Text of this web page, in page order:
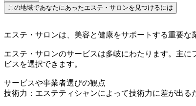
この地域であなたにあったエステ・サロンを見つけるには
エステ・サロンは、美容と健康をサポートする重要
エステ・サロンのサービスは多岐にわたります。主
ビスを選択できます。
サービスや事業者選びの観点
技術力：エステティシャンによって技術力に差が出